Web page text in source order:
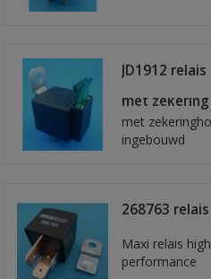
JD1912 relais
met zekering
met
ingebouwd
268763
Maxi relais high
performance